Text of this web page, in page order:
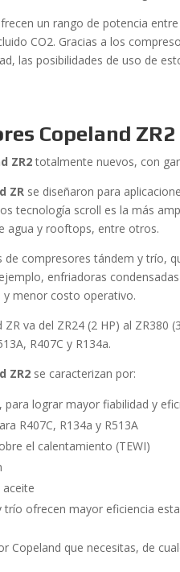
un rango de potencia
CO2. Gracias a los
las posibilidades de uso de
Copeland ZR2
ZR2totalmente nuevos, con
ZR se diseñaron para
tecnología scroll es la más
agua y rooftops, entre otros.
de compresores tándem y trío,
enfriadoras
y menor costo operativo.
va del ZR24 (2 HP) al ZR380
R407C y R134a.
ZR2 se caracterizan por:
para lograr mayor fiabilidad y
R407C, R134a y R513A
el calentamiento (TEWI)
ofrecen mayor eficiencia
Copeland que necesitas, de